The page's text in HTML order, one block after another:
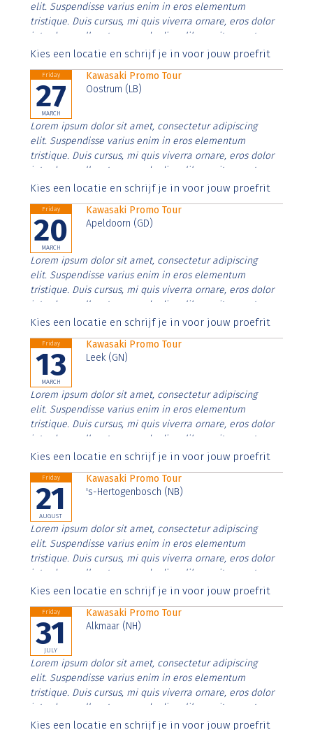
elit. Suspendisse varius enim in eros elementum
tristique. Duis cursus, mi quis viverra ornare, eros dolor
interdum nulla, ut commodo diam libero vitae erat.
Aenean faucibus nibh et justo cursus id rutrum lorem
Kies een locatie en schrijf je in voor jouw proefrit
Friday
27
MARCH
Kawasaki Promo Tour
Oostrum (LB)
Lorem ipsum dolor sit amet, consectetur adipiscing
elit. Suspendisse varius enim in eros elementum
tristique. Duis cursus, mi quis viverra ornare, eros dolor
interdum nulla, ut commodo diam libero vitae erat.
Aenean faucibus nibh et justo cursus id rutrum lorem
Kies een locatie en schrijf je in voor jouw proefrit
Friday
20
MARCH
Kawasaki Promo Tour
Apeldoorn (GD)
Lorem ipsum dolor sit amet, consectetur adipiscing
elit. Suspendisse varius enim in eros elementum
tristique. Duis cursus, mi quis viverra ornare, eros dolor
interdum nulla, ut commodo diam libero vitae erat.
Aenean faucibus nibh et justo cursus id rutrum lorem
Kies een locatie en schrijf je in voor jouw proefrit
Friday
13
MARCH
Kawasaki Promo Tour
Leek (GN)
Lorem ipsum dolor sit amet, consectetur adipiscing
elit. Suspendisse varius enim in eros elementum
tristique. Duis cursus, mi quis viverra ornare, eros dolor
interdum nulla, ut commodo diam libero vitae erat.
Aenean faucibus nibh et justo cursus id rutrum lorem
Kies een locatie en schrijf je in voor jouw proefrit
Friday
21
AUGUST
Kawasaki Promo Tour
's-Hertogenbosch (NB)
Lorem ipsum dolor sit amet, consectetur adipiscing
elit. Suspendisse varius enim in eros elementum
tristique. Duis cursus, mi quis viverra ornare, eros dolor
interdum nulla, ut commodo diam libero vitae erat.
Aenean faucibus nibh et justo cursus id rutrum lorem
Kies een locatie en schrijf je in voor jouw proefrit
Friday
31
JULY
Kawasaki Promo Tour
Alkmaar (NH)
Lorem ipsum dolor sit amet, consectetur adipiscing
elit. Suspendisse varius enim in eros elementum
tristique. Duis cursus, mi quis viverra ornare, eros dolor
interdum nulla, ut commodo diam libero vitae erat.
Aenean faucibus nibh et justo cursus id rutrum lorem
Kies een locatie en schrijf je in voor jouw proefrit